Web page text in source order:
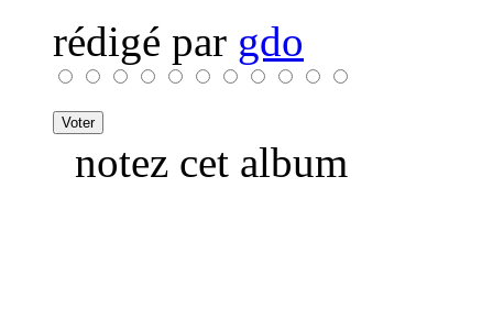
rédigé par gdo
notez cet album